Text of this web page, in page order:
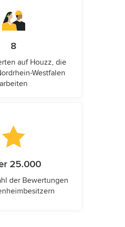
8
auf Houzz, die
Westfalen
arbeiten
25.000
der Bewertungen